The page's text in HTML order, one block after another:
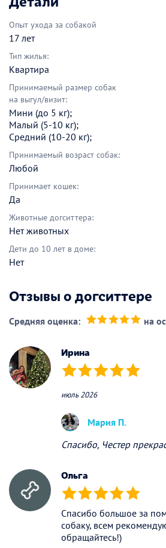
Опыт ухода за собакой
17 лет
Тип жилья:
Квартира
Принимаемый размер собак
на выгул/визит:
Мини (до 5 кг);
Малый (5-10 кг);
Средний (10-20 кг);
Принимаемый возраст собак:
Любой
Принимает кошек:
Да
Животные догситтера:
Нет животных
Дети до 10 лет в доме:
Нет
Отзывы о догситтере
Средняя оценка: на
Ирина
(*) (*) (*) (*) (*)
июль 2026
Мария П.
Спасибо, Честер
Ольга
(*) (*) (*) (*) (*)
Спасибо большое за
собаку, всем
обращайтесь!)